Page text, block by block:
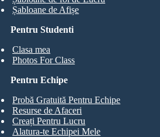
Pentru Studenti
Clasa mea
Photos For Class
Șabloane de Afișe
Pentru Echipe
Probă Gratuită Pentru Echipe
Resurse de Afaceri
Creați Pentru Lucru
Alatura-te Echipei Mele